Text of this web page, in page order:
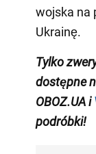
wojska na
Ukrainę.
Tylko
dostępne
OBOZ.UA i
podróbki!